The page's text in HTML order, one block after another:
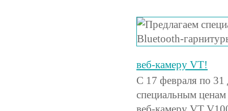
веб-камеру VT!
С 17 февраля по 31
специальным